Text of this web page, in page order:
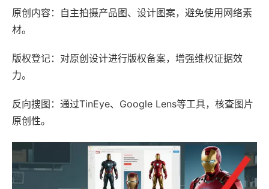
原创内容：自主拍摄产品图、设计图案，避免使用网络素
材。
版权登记：对原创设计进行版权备案，增强维权证据效
力。
反向搜图：通过TinEye、Google Lens等工具，核查图片
原创性。